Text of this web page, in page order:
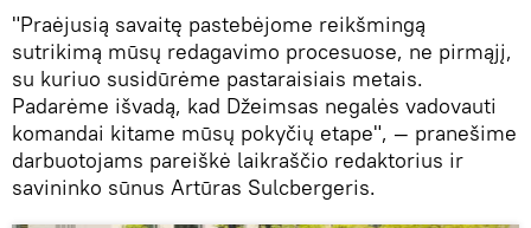
"Praėjusią savaitę pastebėjome reikšmingą
sutrikimą mūsų redagavimo procesuose, ne pirmąjį,
su kuriuo susidūrėme pastaraisiais metais.
Padarėme išvadą, kad Džeimsas negalės vadovauti
komandai kitame mūsų pokyčių etape", — pranešime
darbuotojams pareiškė laikraščio redaktorius ir
savininko sūnus Artūras Sulcbergeris.